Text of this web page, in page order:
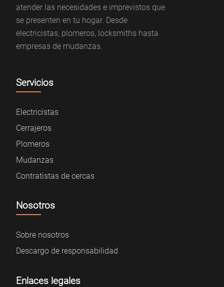
atender las necesidades e imprevistos que
se presenten en tu hogar. Desde
electricistas, plomeros, locksmiths hasta
empresas de mudanzas.
Servicios
Electricistas
Cerrajeros
Plomeros
Mudanzas
Contratistas de cercas
Nosotros
Sobre nosotros
Descargo de responsabilidad
Enlaces legales